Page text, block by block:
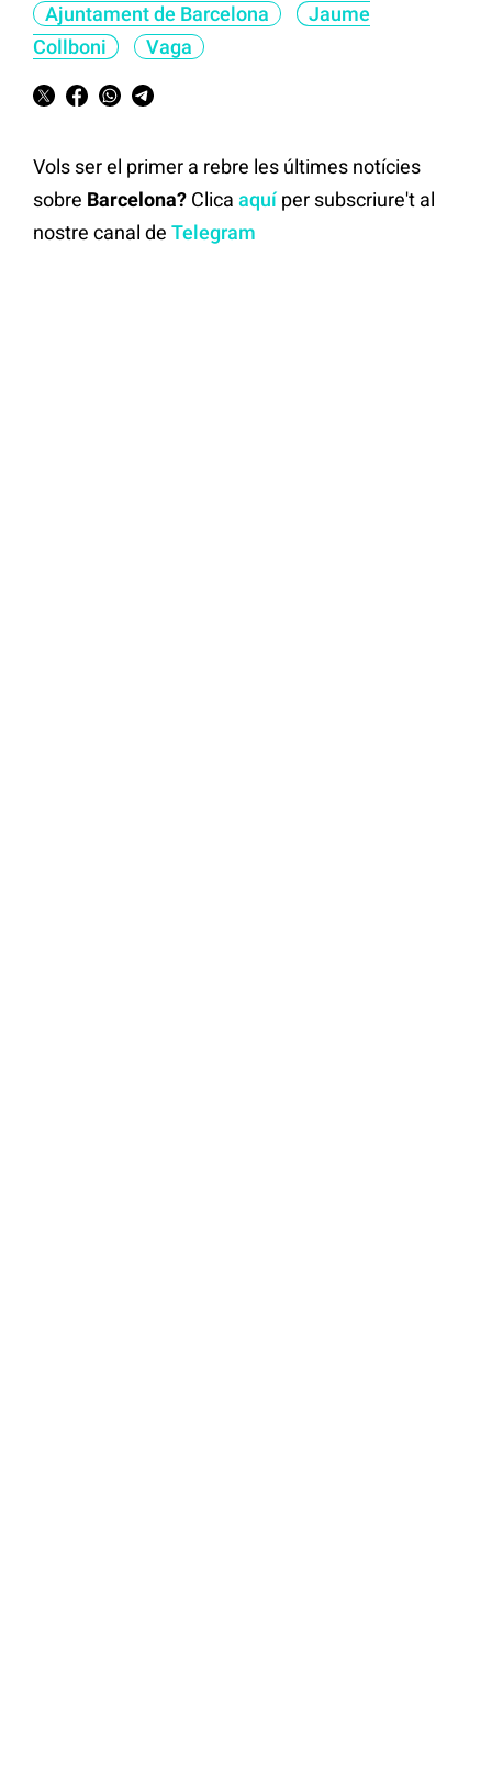
Ajuntament de Barcelona
Jaume
Collboni
Vaga
Vols ser el primer a rebre les últimes notícies
sobre Barcelona? Clica aquíper subscriure't al
nostre canal de Telegram